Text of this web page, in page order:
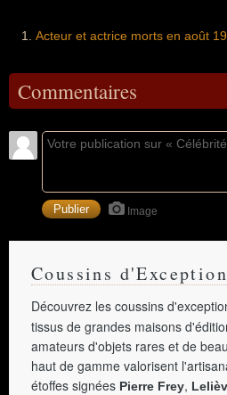
Acteur et actrice morts en août
Commentaires
Image
Coussins d'Exception
Découvrez les coussins
tissus de grandes maisons
amateurs d'objets rares et de
haut de gamme valorisent
étoffes signées Pierre Frey,